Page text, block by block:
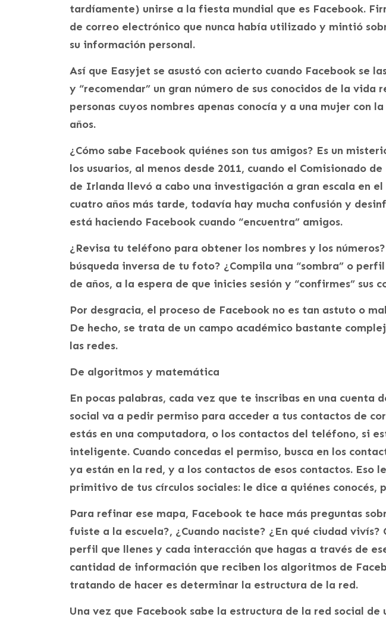
tardíamente) unirse a la fiesta mundial que es Facebook.
de correo electrónico que nunca había utilizado y mintió
su información personal.
Así que Easyjet se asustó con acierto cuando Facebook se
y “recomendar” un gran número de sus conocidos de la vida
personas cuyos nombres apenas conocía y a una mujer con
años.
¿Cómo sabe Facebook quiénes son tus amigos? Es un
los usuarios, al menos desde 2011, cuando el Comisionado
de Irlanda llevó a cabo una investigación a gran escala en el
cuatro años más tarde, todavía hay mucha confusión y
está haciendo Facebook cuando “encuentra” amigos.
¿Revisa tu teléfono para obtener los nombres y los
búsqueda inversa de tu foto? ¿Compila una “sombra” o
de años, a la espera de que inicies sesión y “confirmes” sus
Por desgracia, el proceso de Facebook no es tan astuto o
De hecho, se trata de un campo académico bastante
las redes.
De algoritmos y matemática
En pocas palabras, cada vez que te inscribas en una cuenta
social va a pedir permiso para acceder a tus contactos de
estás en una computadora, o los contactos del teléfono, si
inteligente. Cuando concedas el permiso, busca en los
ya están en la red, y a los contactos de esos contactos. Eso
primitivo de tus círculos sociales: le dice a quiénes conocés,
Para refinar ese mapa, Facebook te hace más preguntas
fuiste a la escuela?, ¿Cuando naciste? ¿En qué ciudad vivís?
perfil que llenes y cada interacción que hagas a través de
cantidad de información que reciben los algoritmos de
tratando de hacer es determinar la estructura de la red.
Una vez que Facebook sabe la estructura de la red social de